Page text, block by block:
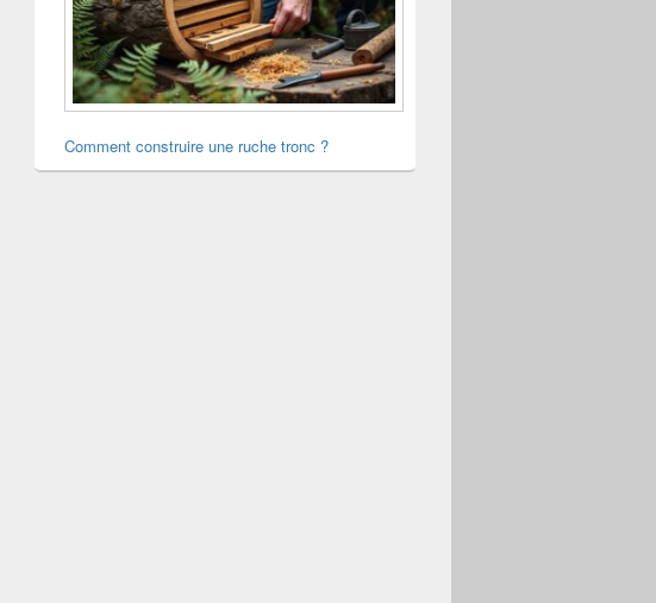
Comment construire une ruche tronc ?